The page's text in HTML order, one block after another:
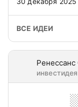
ВСЕ ИДЕИ
Ренессанс
инвестидея